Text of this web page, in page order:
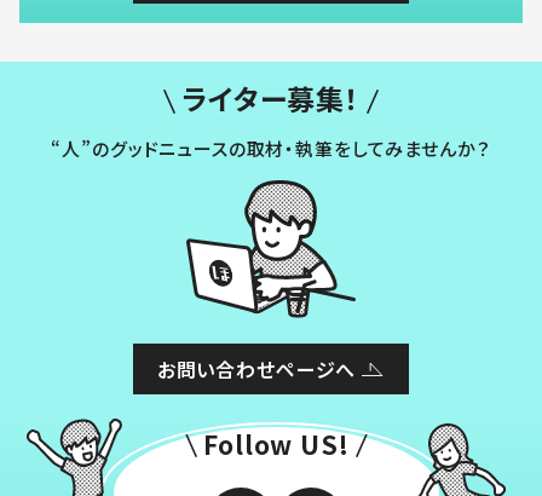
ライター募集！
“人”のグッドニュースの取材・執筆をしてみませんか？
お問い合わせページへ
Follow US!